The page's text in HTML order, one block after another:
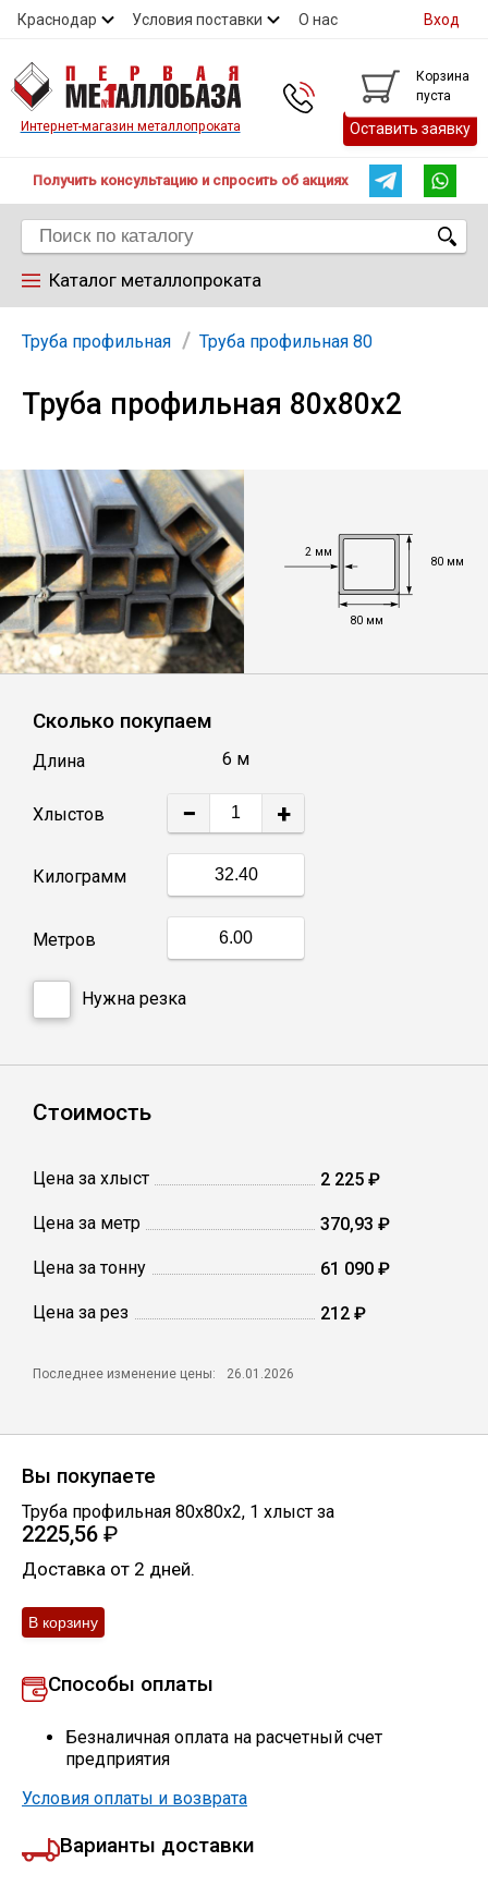
Краснодар Условия поставки О нас
Контакты
Контакты
Вход
Интернет-магазин металлопроката
Корзина
пуста
Оставить заявку
Получить консультацию и спросить об акциях
Каталог металлопроката
Арматура
Труба
Лист
Уголок
Балка
Швеллер
Квадрат
Труба профильная
Катанка
Полоса
Труба профильная Труба профильная 80
Труба профильная 80х80х2
2 мм
80 мм
80 мм
Сколько покупаем
Длина 6 м
Хлыстов − +
Килограмм
Метров
Нужна резка
Стоимость
Цена за хлыст 2 225 ₽
Цена за метр 370,93 ₽
Цена за тонну 61 090 ₽
Цена за рез 212 ₽
Последнее изменение цены: 26.01.2026
Вы покупаете
Труба профильная 80х80х2, 1 хлыст за
2225,56 ₽
Доставка от 2 дней.
Способы оплаты
Безналичная оплата на расчетный счет
предприятия
Условия оплаты и возврата
Варианты доставки